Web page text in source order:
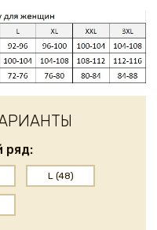
ряд:
L (48)